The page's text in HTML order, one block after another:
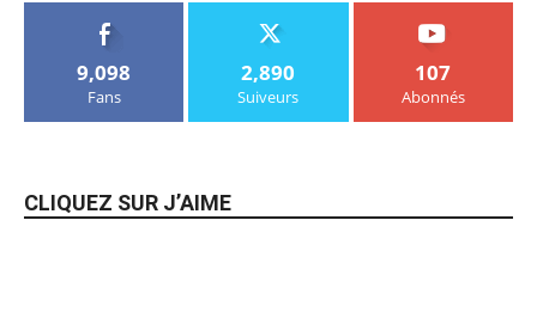
9,098
Fans
2,890
Suiveurs
107
Abonnés
CLIQUEZ SUR J’AIME